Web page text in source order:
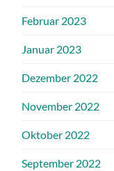
Februar 2023
Januar 2023
Dezember 2022
November 2022
Oktober 2022
September 2022